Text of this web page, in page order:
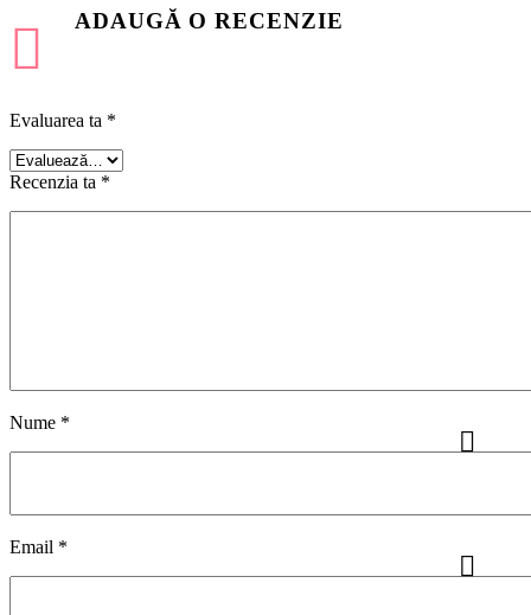
ADAUGĂ O RECENZIE
Evaluarea ta *
Recenzia ta *
Nume *
Email *